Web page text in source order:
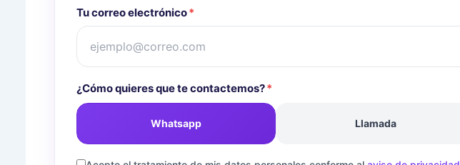
Tu correo electrónico*
¿Cómo quieres que te contactemos?*
Whatsapp Llamada